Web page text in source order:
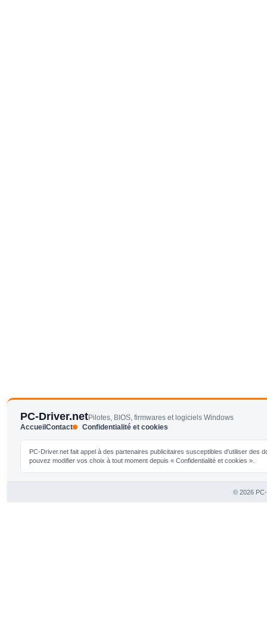
PC-Driver.netPilotes, BIOS, firmwares et logiciels Windows
AccueilContact Confidentialité et cookies
PC-Driver.net fait appel à des partenaires publicitaires susceptibles d'utiliser
pouvez modifier vos choix à tout moment depuis « Confidentialité et cookies ».
© 2026